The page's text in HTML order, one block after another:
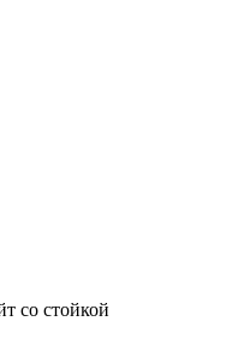
со стойкой